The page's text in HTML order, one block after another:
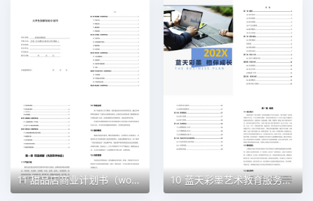
11 甜品店商业计划书（word+ppt配套）创业计划书word模板 10 蓝天彩墨艺术教育服务平台商业计划书（word+ppt配套）创业计划书word模板